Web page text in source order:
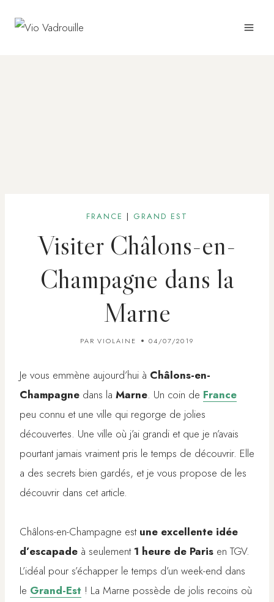
FRANCE | GRAND EST
Visiter Châlons-en-
Champagne dans la
Marne
PAR VIOLAINE 04/07/2019
Je vous emmène aujourd’hui à Châlons-en-
Champagne dans la Marne. Un coin de France
peu connu et une ville qui regorge de jolies
découvertes. Une ville où j’ai grandi et que je n’avais
pourtant jamais vraiment pris le temps de découvrir. Elle
a des secrets bien gardés, et je vous propose de les
découvrir dans cet article.
Châlons-en-Champagne est une excellente idée
d’escapade à seulement 1 heure de Paris en TGV.
L’idéal pour s’échapper le temps d’un week-end dans
le Grand-Est ! La Marne possède de jolis recoins où